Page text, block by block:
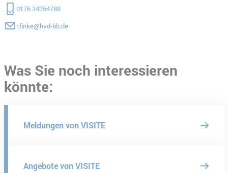
0176 34354788
r.finke@hvd-bb.de
Was Sie noch interessieren
könnte:
Meldungen von VISITE
Angebote von VISITE